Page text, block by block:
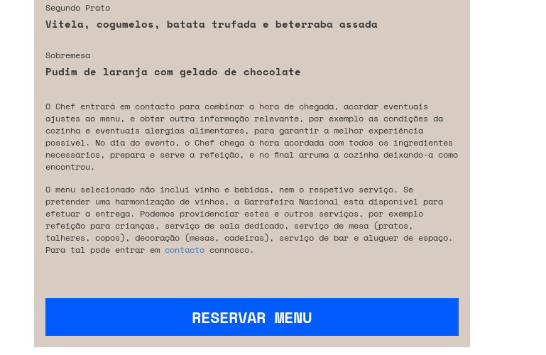
Segundo Prato
Vitela, cogumelos, batata trufada e beterraba assada
Sobremesa
Pudim de laranja com gelado de chocolate
O Chef entrará em contacto para combinar a hora de chegada, acordar eventuais
ajustes ao menu, e obter outra informação relevante, por exemplo as condições da
cozinha e eventuais alergias alimentares, para garantir a melhor experiência
possível. No dia do evento, o Chef chega à hora acordada com todos os ingredientes
necessários, prepara e serve a refeição, e no final arruma a cozinha deixando-a como
encontrou.
O menu selecionado não inclui vinho e bebidas, nem o respetivo serviço. Se
pretender uma harmonização de vinhos, a Garrafeira Nacional está disponível para
efetuar a entrega. Podemos providenciar estes e outros serviços, por exemplo
refeição para crianças, serviço de sala dedicado, serviço de mesa (pratos,
talheres, copos), decoração (mesas, cadeiras), serviço de bar e aluguer de espaço.
Para tal pode entrar em contactoconnosco.
RESERVAR MENU